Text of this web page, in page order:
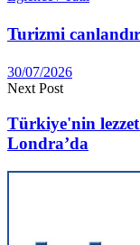
Turizmi
30/07/2026
Next Post
Türkiye'nin
Londra’da